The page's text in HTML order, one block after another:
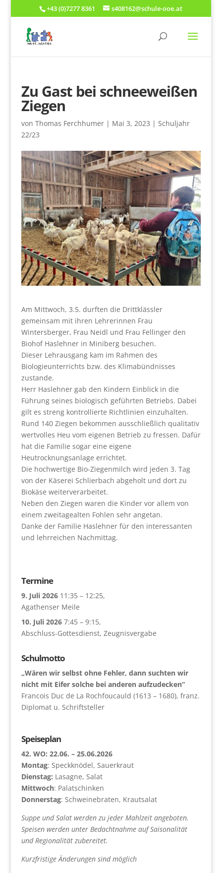
+43 (0)7277 8361 s408162@schule-ooe.at
Zu Gast bei schneeweißen
Ziegen
von Thomas Ferchhumer| Mai 3, 2023 | Schuljahr
22/23
Am Mittwoch, 3.5. durften die Drittklässler
gemeinsam mit ihren Lehrerinnen Frau
Wintersberger, Frau Neidl und Frau Fellinger den
Biohof Haslehner in Miniberg besuchen.
Dieser Lehrausgang kam im Rahmen des
Biologieunterrichts bzw. des Klimabündnisses
zustande.
Herr Haslehner gab den Kindern Einblick in die
Führung seines biologisch geführten Betriebs. Dabei
gilt es streng kontrollierte Richtlinien einzuhalten.
Rund 140 Ziegen bekommen ausschließlich qualitativ
wertvolles Heu vom eigenen Betrieb zu fressen. Dafür
hat die Familie sogar eine eigene
Heutrocknungsanlage errichtet.
Die hochwertige Bio-Ziegenmilch wird jeden 3. Tag
von der Käserei Schlierbach abgeholt und dort zu
Biokäse weiterverarbeitet.
Neben den Ziegen waren die Kinder vor allem von
einem zweitagealten Fohlen sehr angetan.
Danke der Familie Haslehner für den interessanten
und lehrreichen Nachmittag.
Termine
9. Juli 2026 11:35 – 12:25,
Agathenser Meile
10. Juli 2026 7:45 – 9:15,
Abschluss-Gottesdienst, Zeugnisvergabe
Schulmotto
„Wären wir selbst ohne Fehler, dann suchten wir
nicht mit Eifer solche bei anderen aufzudecken“
Francois Duc de La Rochfoucauld (1613 – 1680), franz.
Diplomat u. Schriftsteller
Speiseplan
42. WO: 22.06. – 25.06.2026
Montag: Speckknödel, Sauerkraut
Dienstag: Lasagne, Salat
Mittwoch: Palatschinken
Donnerstag: Schweinebraten, Krautsalat
Suppe und Salat werden zu jeder Mahlzeit angeboten.
Speisen werden unter Bedachtnahme auf Saisonalität
und Regionalität zubereitet.
Kurzfristige Änderungen sind möglich